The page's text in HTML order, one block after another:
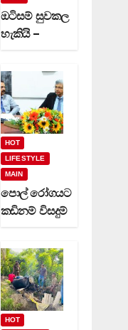
ඔටිසම් සුවකල
හැකියි –
ප්‍රේමකුමාර
වෙදමහතා
(video)
HOT
LIFESTYLE
MAIN
පොල් රෝගයට
කඩිනම් විසදුම්
රක්ෂණාවරණ
යක් (video)
HOT